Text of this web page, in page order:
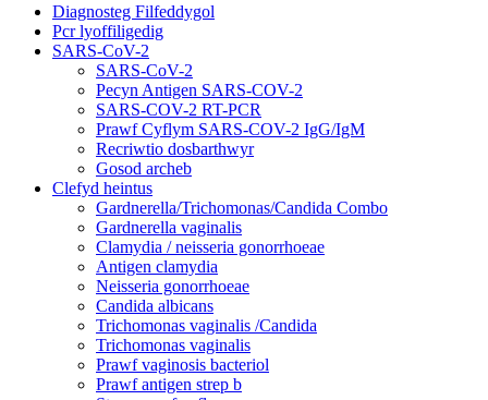
Diagnosteg Filfeddygol
Pcr lyoffiligedig
SARS-CoV-2
SARS-CoV-2
Pecyn Antigen SARS-COV-2
SARS-COV-2 RT-PCR
Prawf Cyflym SARS-COV-2 IgG/IgM
Recriwtio dosbarthwyr
Gosod archeb
Clefyd heintus
Gardnerella/Trichomonas/Candida Combo
Gardnerella vaginalis
Clamydia / neisseria gonorrhoeae
Antigen clamydia
Neisseria gonorrhoeae
Candida albicans
Trichomonas vaginalis /Candida
Trichomonas vaginalis
Prawf vaginosis bacteriol
Prawf antigen strep b